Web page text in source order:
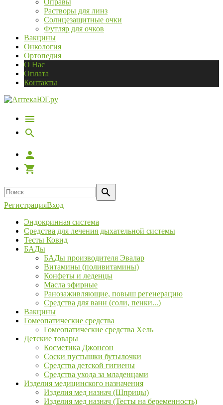
Оправы
Растворы для линз
Солнцезащитные очки
Футляр для очков
Вакцины
Онкология
Ортопедия
О Нас
Оплата
Контакты
РегистрацияВход
Эндокринная система
Средства для лечения дыхательной системы
Тесты Ковид
БАДы
БАДы производителя Эвалар
Витамины (поливитамины)
Конфеты и леденцы
Масла эфирные
Ранозаживляющие, повыш регенерацию
Средства для ванн (соли, пенки...)
Вакцины
Гомеопатические средства
Гомеопатические средства Хель
Детские товары
Косметика Джонсон
Соски пустышки бутылочки
Средства детской гигиены
Средства ухода за младенцами
Изделия медицинского назначения
Изделия мед назнач (Шприцы)
Изделия мед назнач (Тесты на беременность)